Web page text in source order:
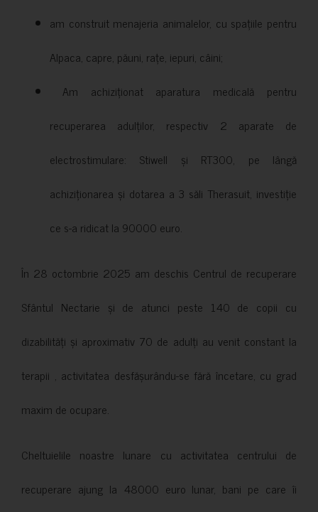
am construit menajeria animalelor, cu spațiile pentru
Alpaca, capre, păuni, rațe, iepuri, câini;
Am achiziționat aparatura medicală pentru
recuperarea adulților, respectiv 2 aparate de
electrostimulare: Stiwell și RT300, pe lângă
achiziționarea și dotarea a 3 săli Therasuit, investiție
ce s-a ridicat la 90000 euro.
În 28 octombrie 2025 am deschis Centrul de recuperare
Sfântul Nectarie și de atunci peste 140 de copii cu
dizabilități și aproximativ 70 de adulți au venit constant la
terapii , activitatea desfășurându-se fără încetare, cu grad
maxim de ocupare.
Cheltuielile noastre lunare cu activitatea centrului de
recuperare ajung la 48000 euro lunar, bani pe care îi